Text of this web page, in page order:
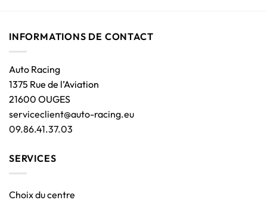
INFORMATIONS DE CONTACT
Auto Racing
1375 Rue de l’Aviation
21600 OUGES
serviceclient@auto-racing.eu
09.86.41.37.03
SERVICES
Choix du centre